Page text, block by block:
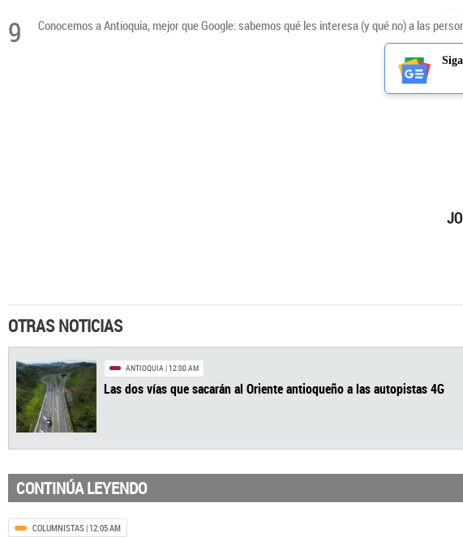
9 Conocemos a Antioquia, mejor que Google: sabemos qué les interesa (y qué no) a las
OTRAS NOTICIAS
CONTINÚA LEYENDO
COLUMNISTAS| 12:05 AM